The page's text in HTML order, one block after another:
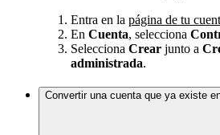
Entra en la página de tu
En Cuenta, selecciona
Selecciona Crear junto a
administrada.
Convertir una cuenta que ya existe